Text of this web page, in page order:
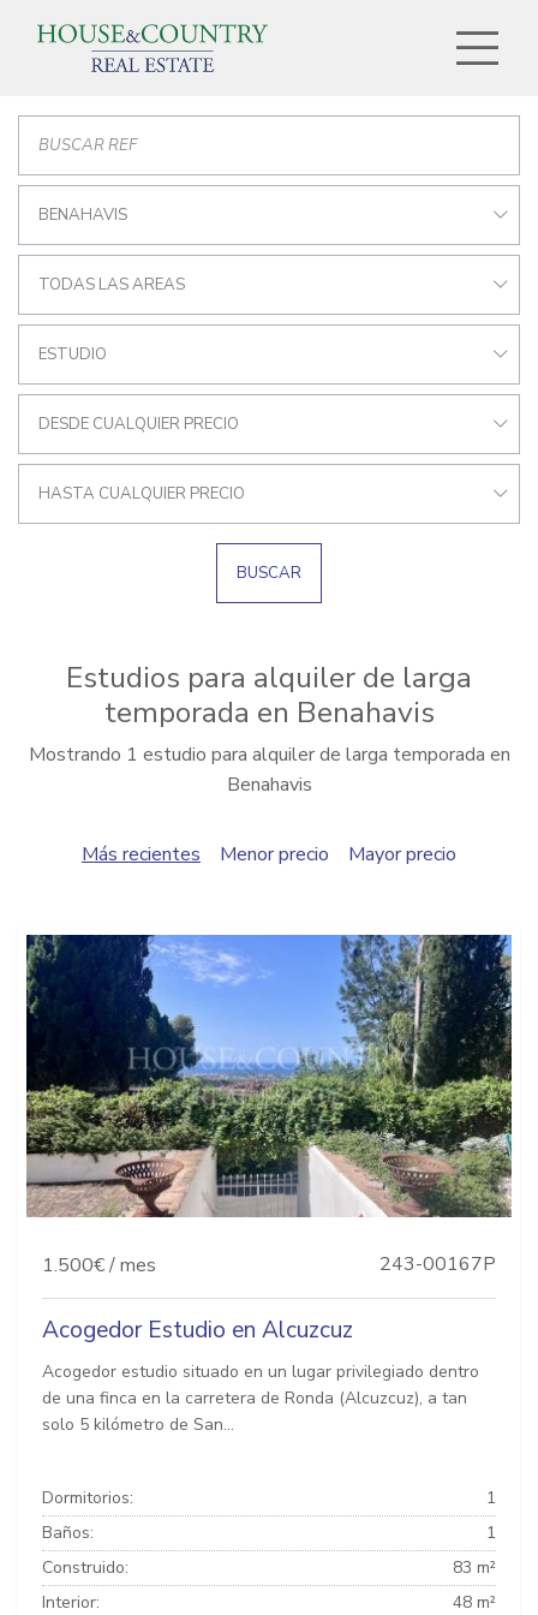
BENAHAVIS
TODAS LAS AREAS
ESTUDIO
DESDE CUALQUIER PRECIO
HASTA CUALQUIER PRECIO
BUSCAR
Estudios para alquiler de larga
temporada en Benahavis
Mostrando 1 estudio para alquiler de larga temporada en
Benahavis
Más recientes Menor precio Mayor precio
1.500€ / mes 243-00167P
Acogedor Estudio en Alcuzcuz
Acogedor estudio situado en un lugar privilegiado dentro
de una finca en la carretera de Ronda (Alcuzcuz), a tan
solo 5 kilómetro de San...
Dormitorios:
1
Baños:
1
Construido:
83 m²
Interior:
48 m²